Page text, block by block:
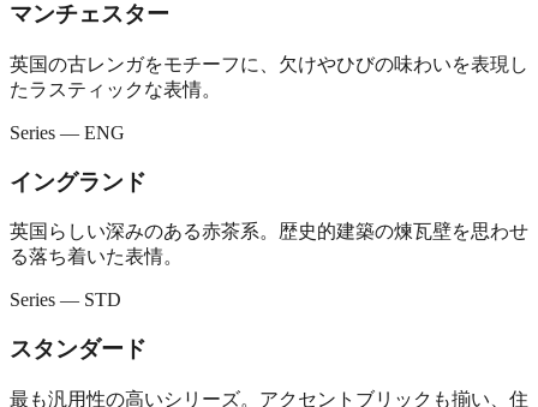
マンチェスター
英国の古レンガをモチーフに、欠けやひびの味わいを表現し
たラスティックな表情。
Series — ENG
イングランド
英国らしい深みのある赤茶系。歴史的建築の煉瓦壁を思わせ
る落ち着いた表情。
Series — STD
スタンダード
最も汎用性の高いシリーズ。アクセントブリックも揃い、住